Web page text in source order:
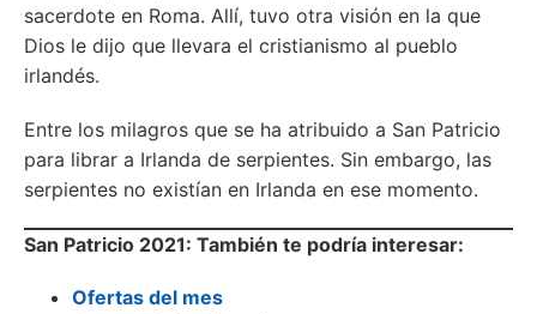
sacerdote en Roma. Allí, tuvo otra visión en la que
Dios le dijo que llevara el cristianismo al pueblo
irlandés.
Entre los milagros que se ha atribuido a San Patricio
para librar a Irlanda de serpientes. Sin embargo, las
serpientes no existían en Irlanda en ese momento.
San Patricio 2021: También te podría interesar:
Ofertas del mes